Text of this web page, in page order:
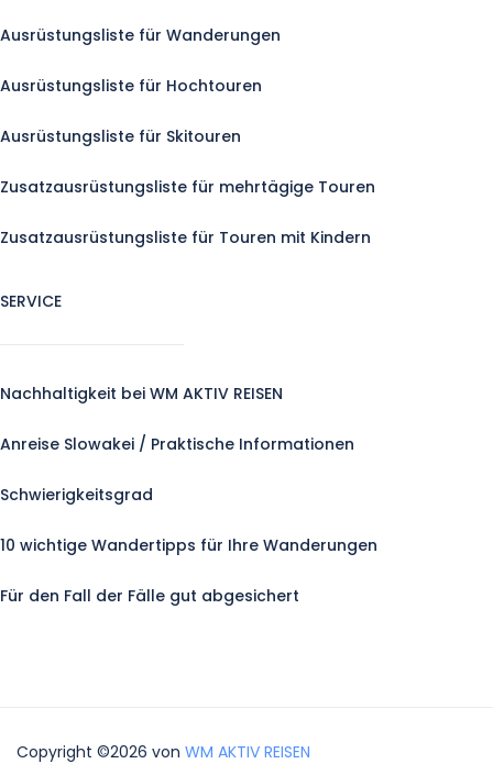
Ausrüstungsliste für Wanderungen
Ausrüstungsliste für Hochtouren
Ausrüstungsliste für Skitouren
Zusatzausrüstungsliste für mehrtägige Touren
Zusatzausrüstungsliste für Touren mit Kindern
SERVICE
Nachhaltigkeit bei WM AKTIV REISEN
Anreise Slowakei / Praktische Informationen
Schwierigkeitsgrad
10 wichtige Wandertipps für Ihre Wanderungen
Für den Fall der Fälle gut abgesichert
Copyright ©2026 von WM AKTIV REISEN